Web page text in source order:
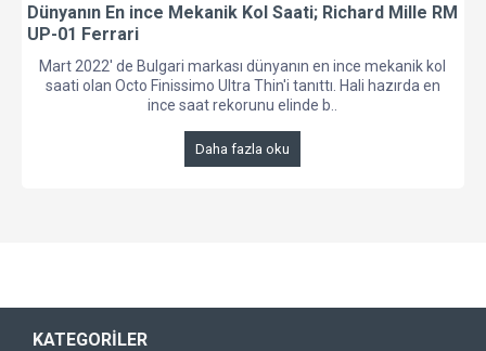
Dünyanın En ince Mekanik Kol Saati; Richard Mille RM
UP-01 Ferrari
Mart 2022' de Bulgari markası dünyanın en ince mekanik kol
saati olan Octo Finissimo Ultra Thin'i tanıttı. Hali hazırda en
ince saat rekorunu elinde b..
Daha fazla oku
KATEGORILER